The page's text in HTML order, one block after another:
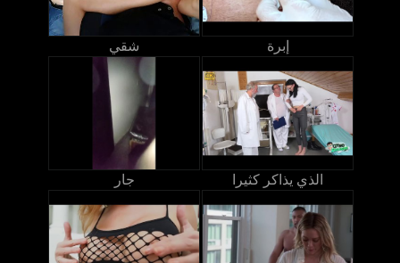
شقي إبرة
جار الذي يذاكر كثيرا